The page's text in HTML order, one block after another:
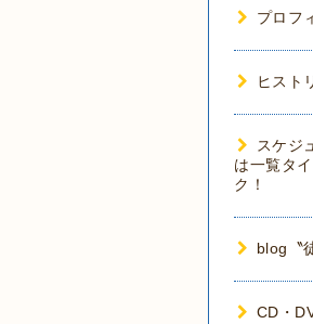
プロフ
ヒスト
スケジ
は一覧タ
ク！
blog〝
CD・